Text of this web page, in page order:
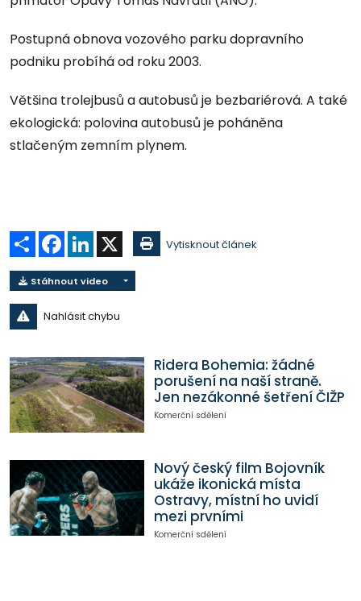
Postupná obnova vozového parku dopravního
podniku probíhá od roku 2003.
Většina trolejbusů a autobusů je bezbariérová. A také
ekologická: polovina autobusů je poháněna
stlačeným zemním plynem.
Sdílet Facebook
LinkedIn Vytisknout článek
Stáhnout video
Nahlásit chybu
Ridera Bohemia: žádné
porušení na naší straně.
Jen nezákonné šetření ČIŽP
Komerční sdělení
Nový český film Bojovník
ukáže ikonická místa
Ostravy, místní ho uvidí
mezi prvními
Komerční sdělení